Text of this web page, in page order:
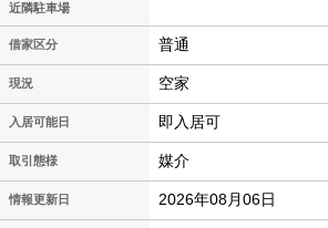
近隣駐車場
借家区分 普通
現況 空家
入居可能日 即入居可
取引態様 媒介
情報更新日 2026年08月06日